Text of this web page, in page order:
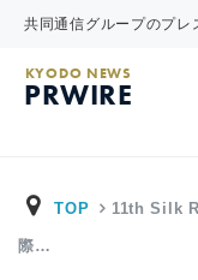
共同通信グループのプレ
KYODO NEWS
PRWIRE
TOP 11th Silk
際…